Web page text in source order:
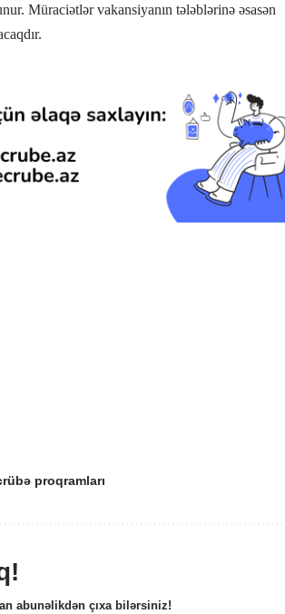
Müraciətlər vakansiyanın tələblərinə əsasən
proqramları
abunəlikdən çıxa bilərsiniz!